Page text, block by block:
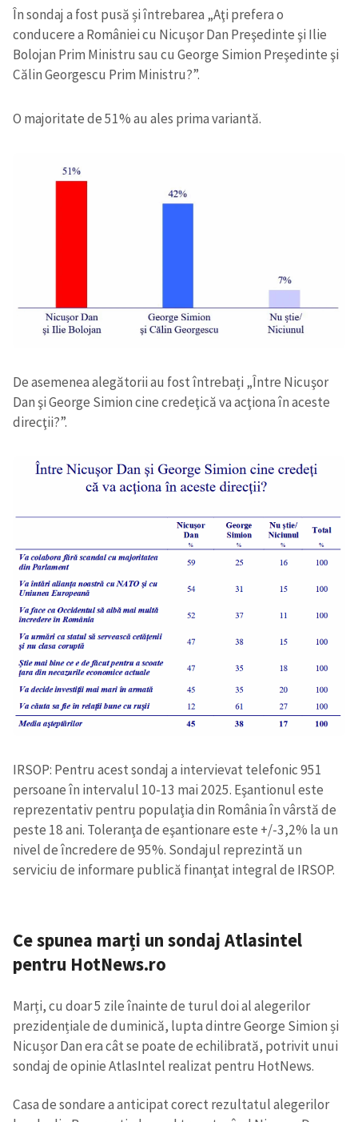
În sondaj a fost pusă și întrebarea „Aţi prefera o
conducere a României cu Nicuşor Dan Preşedinte şi Ilie
Bolojan Prim Ministru sau cu George Simion Preşedinte şi
Călin Georgescu Prim Ministru?”.
O majoritate de 51% au ales prima variantă.
De asemenea alegătorii au fost întrebați „Între Nicuşor
Dan şi George Simion cine credeţică va acţiona în aceste
direcţii?”.
IRSOP: Pentru acest sondaj a intervievat telefonic 951
persoane în intervalul 10-13 mai 2025. Eşantionul este
reprezentativ pentru populaţia din România în vârstă de
peste 18 ani. Toleranţa de eşantionare este +/-3,2% la un
nivel de încredere de 95%. Sondajul reprezintă un
serviciu de informare publică finanţat integral de IRSOP.
Ce spunea marți un sondaj Atlasintel
pentru HotNews.ro
Marți, cu doar 5 zile înainte de turul doi al alegerilor
prezidențiale de duminică, lupta dintre George Simion și
Nicușor Dan era cât se poate de echilibrată, potrivit unui
sondaj de opinie AtlasIntel realizat pentru HotNews.
Casa de sondare a anticipat corect rezultatul alegerilor